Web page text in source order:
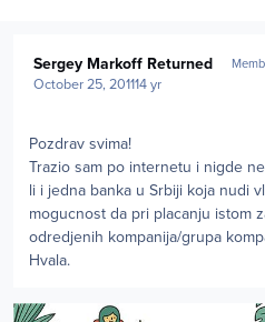
Sergey Markoff Returned
October 25, 201114 yr
Pozdrav svima!
Trazio sam po internetu i nigde
li i jedna banka u Srbiji koja nudi
mogucnost da pri placanju istom
odredjenih kompanija/grupa
Hvala.